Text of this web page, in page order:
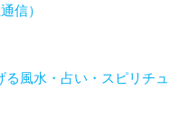
信）
風水・占い・スピリチュ